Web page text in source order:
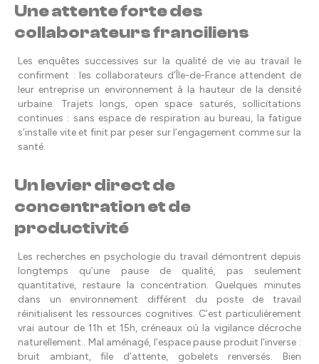
Une attente forte des
collaborateurs franciliens
Les enquêtes successives sur la qualité de vie au travail le
confirment : les collaborateurs d’Île-de-France attendent de
leur entreprise un environnement à la hauteur de la densité
urbaine. Trajets longs, open space saturés, sollicitations
continues : sans espace de respiration au bureau, la fatigue
s’installe vite et finit par peser sur l’engagement comme sur la
santé.
Un levier direct de
concentration et de
productivité
Les recherches en psychologie du travail démontrent depuis
longtemps qu’une pause de qualité, pas seulement
quantitative, restaure la concentration. Quelques minutes
dans un environnement différent du poste de travail
réinitialisent les ressources cognitives. C’est particulièrement
vrai autour de 11h et 15h, créneaux où la vigilance décroche
naturellement.. Mal aménagé, l’espace pause produit l’inverse :
bruit ambiant, file d’attente, gobelets renversés. Bien